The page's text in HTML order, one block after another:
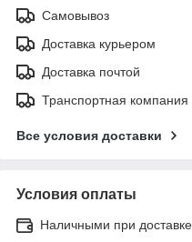
Самовывоз
Доставка курьером
Доставка почтой
Транспортная компания
Все условия доставки
Условия оплаты
Наличными при доставке